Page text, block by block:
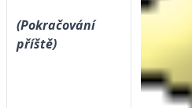
(Pokračování
příště)